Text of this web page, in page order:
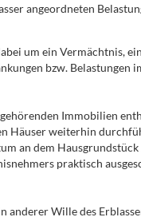
angeordneten
um ein Vermächtnis,
bzw. Belastungen
Immobilien
Häuser weiterhin
an dem Hausgrundstück
praktisch
Wille des